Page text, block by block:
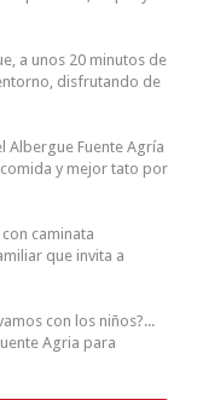
a unos 20 minutos de
disfrutando de
Albergue Fuente Agría
y mejor tato por
caminata
que invita a
con los niños?...
Agria para